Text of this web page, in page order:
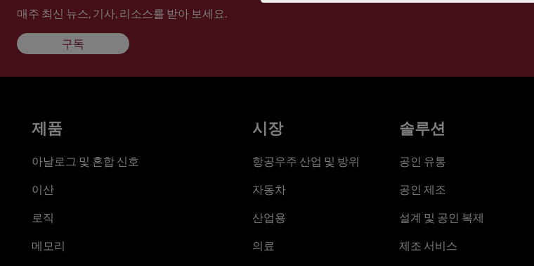
매주 최신 뉴스, 기사, 리소스를 받아 보세요.
구독
제품
아날로그 및 혼합 신호
이산
로직
메모리
시장
항공우주 산업 및 방위
자동차
산업용
의료
솔루션
공인 유통
공인 제조
설계 및 공인 복제
제조 서비스